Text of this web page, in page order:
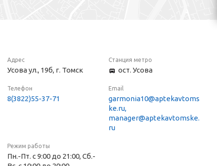
Адрес
Усова ул., 19б, г. Томск
Станция метро
ост. Усова
Телефон
8(3822)55-37-71
Email
garmonia10@aptekavtoms
ke.ru,
manager@aptekavtomske.
ru
Режим работы
Пн.-Пт. с 9:00 до 21:00, Сб.-